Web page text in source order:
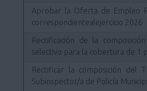
Aprobar la Oferta de Empleo
correspondientealejercicio 2026
Rectificación de la
selectivo para la cobertura de 1
Rectificar la composición del
Subinspector/a de Policía